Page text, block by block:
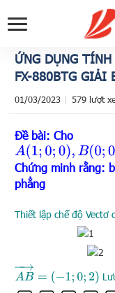
ỨNG DỤNG
FX-880BTG GIẢI
01/03/2023 579 lượt
Đề bài: Cho
A(1; 0 ;0) ,B(0 ;0;2), C
Chứng minh rằng:
phẳng
Thiết lập chế độ Vectơ
AB→ −1 0; )